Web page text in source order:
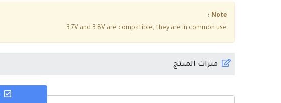
Note :
3.7V and 3.8V are compatible, they are in common use.
ميزات المنتج